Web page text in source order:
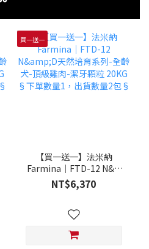
買一送一
【買一送一】法米納
Farmina｜FTD-12 N&D
天然培育系列-全齡犬-頂級
雞肉-潔牙顆粒 20KG §下
NT$6,370